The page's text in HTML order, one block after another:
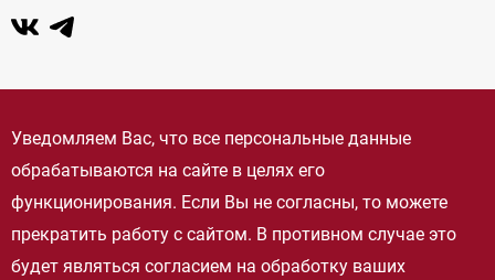
Уведомляем Вас, что все персональные данные
обрабатываются на сайте в целях его
функционирования. Если Вы не согласны, то можете
прекратить работу с сайтом. В противном случае это
будет являться согласием на обработку ваших